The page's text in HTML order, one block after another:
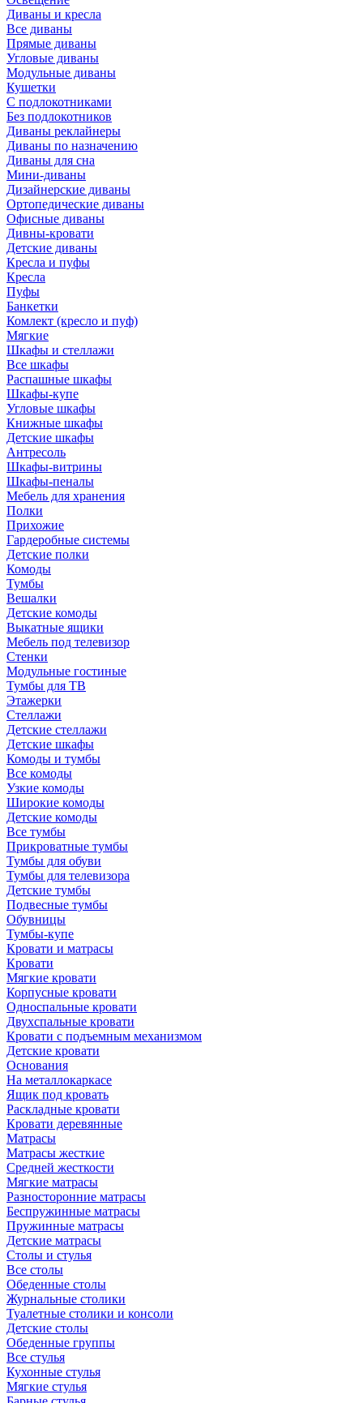
Диваны и кресла
Все диваны
Прямые диваны
Угловые диваны
Модульные диваны
Кушетки
С подлокотниками
Без подлокотников
Диваны реклайнеры
Диваны по назначению
Диваны для сна
Мини-диваны
Дизайнерские диваны
Ортопедические диваны
Офисные диваны
Дивны-кровати
Детские диваны
Кресла и пуфы
Кресла
Пуфы
Банкетки
Комлект (кресло и пуф)
Мягкие
Шкафы и стеллажи
Все шкафы
Распашные шкафы
Шкафы-купе
Угловые шкафы
Книжные шкафы
Детские шкафы
Антресоль
Шкафы-витрины
Шкафы-пеналы
Мебель для хранения
Полки
Прихожие
Гардеробные системы
Детские полки
Комоды
Тумбы
Вешалки
Детские комоды
Выкатные ящики
Мебель под телевизор
Стенки
Модульные гостиные
Тумбы для ТВ
Этажерки
Стеллажи
Детские стеллажи
Детские шкафы
Комоды и тумбы
Все комоды
Узкие комоды
Широкие комоды
Детские комоды
Все тумбы
Прикроватные тумбы
Тумбы для обуви
Тумбы для телевизора
Детские тумбы
Подвесные тумбы
Обувницы
Тумбы-купе
Кровати и матрасы
Кровати
Мягкие кровати
Корпусные кровати
Односпальные кровати
Двухспальные кровати
Кровати с подъемным механизмом
Детские кровати
Основания
На металлокаркасе
Ящик под кровать
Раскладные кровати
Кровати деревянные
Матрасы
Матрасы жесткие
Средней жесткости
Мягкие матрасы
Разносторонние матрасы
Беспружинные матрасы
Пружинные матрасы
Детские матрасы
Столы и стулья
Все столы
Обеденные столы
Журнальные столики
Туалетные столики и консоли
Детские столы
Обеденные группы
Все стулья
Кухонные стулья
Мягкие стулья